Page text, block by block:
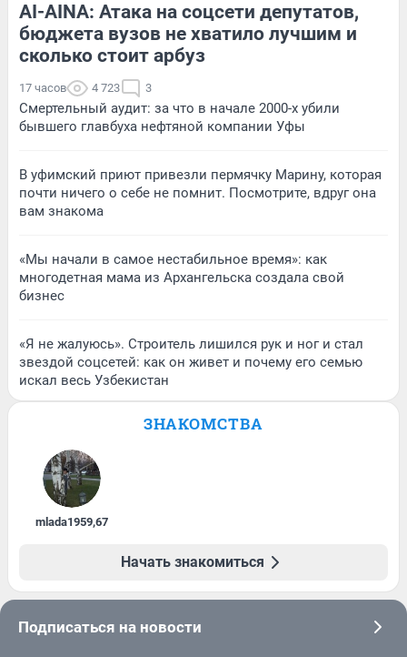
AI-AINA: Атака на соцсети депутатов,
бюджета вузов не хватило лучшим и
сколько стоит арбуз
17 часов 4 723 3
Смертельный аудит: за что в начале 2000-х убили
бывшего главбуха нефтяной компании Уфы
В уфимский приют привезли пермячку Марину, которая
почти ничего о себе не помнит. Посмотрите, вдруг она
вам знакома
«Мы начали в самое нестабильное время»: как
многодетная мама из Архангельска создала свой
бизнес
«Я не жалуюсь». Строитель лишился рук и ног и стал
звездой соцсетей: как он живет и почему его семью
искал весь Узбекистан
ЗНАКОМСТВА
mlada1959,67
Начать знакомиться
Подписаться на новости